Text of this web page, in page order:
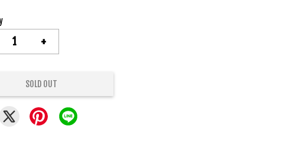
+
SOLD OUT